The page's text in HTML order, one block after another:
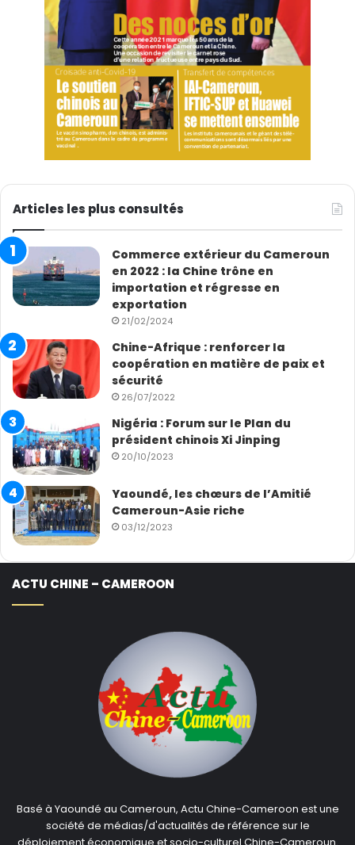
Articles les plus consultés
Commerce extérieur du Cameroun
en 2022 : la Chine trône en
importation et régresse en
exportation
21/02/2024
Chine-Afrique : renforcer la
coopération en matière de paix et
sécurité
26/07/2022
Nigéria : Forum sur le Plan du
président chinois Xi Jinping
20/10/2023
Yaoundé, les chœurs de l’Amitié
Cameroun-Asie riche
03/12/2023
ACTU CHINE – CAMEROON
Basé à Yaoundé au Cameroun, Actu Chine-Cameroon est une
société de médias/d'actualités de référence sur le